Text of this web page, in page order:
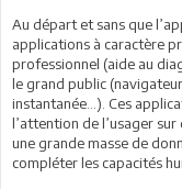
Au départ et sans que
applications à caractère
professionnel (aide au
le grand public
instantanée…). Ces
l’attention de l’usager
une grande masse de
compléter les capacités